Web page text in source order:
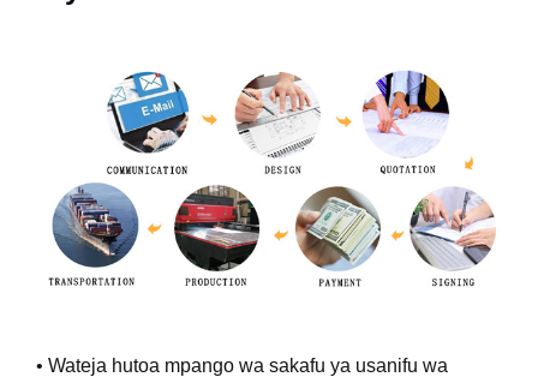
• Wateja hutoa mpango wa sakafu ya usanifu wa